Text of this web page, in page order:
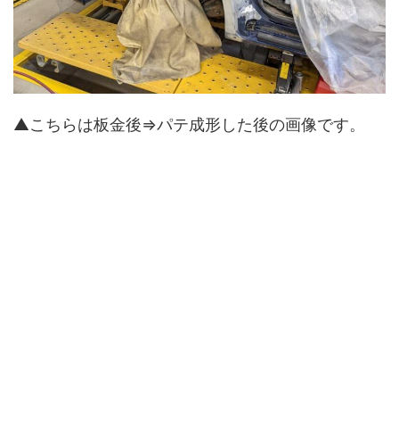
▲こちらは板金後⇒パテ成形した後の画像です。